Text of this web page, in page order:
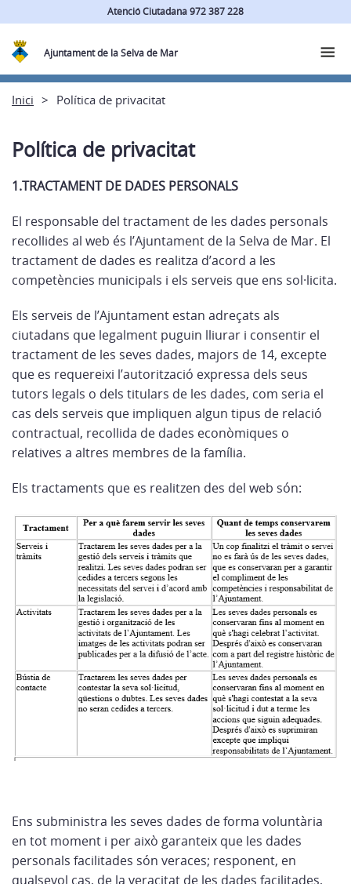
Atenció Ciutadana 972 387 228
Ajuntament de la Selva de Mar
Inici Política de privacitat
Política de privacitat
1.TRACTAMENT DE DADES PERSONALS
El responsable del tractament de les dades personals
recollides al web és l’Ajuntament de la Selva de Mar. El
tractament de dades es realitza d’acord a les
competències municipals i els serveis que ens sol·licita.
Els serveis de l’Ajuntament estan adreçats als
ciutadans que legalment puguin lliurar i consentir el
tractament de les seves dades, majors de 14, excepte
que es requereixi l’autorització expressa dels seus
tutors legals o dels titulars de les dades, com seria el
cas dels serveis que impliquen algun tipus de relació
contractual, recollida de dades econòmiques o
relatives a altres membres de la família.
Els tractaments que es realitzen des del web són:
Ens subministra les seves dades de forma voluntària
en tot moment i per això garanteix que les dades
personals facilitades són veraces; responent, en
qualsevol cas, de la veracitat de les dades facilitades,